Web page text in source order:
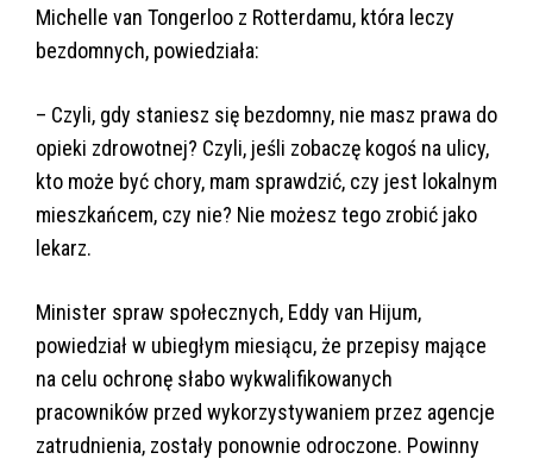
Michelle van Tongerloo z Rotterdamu, która leczy
bezdomnych, powiedziała:
– Czyli, gdy staniesz się bezdomny, nie masz prawa do
opieki zdrowotnej? Czyli, jeśli zobaczę kogoś na ulicy,
kto może być chory, mam sprawdzić, czy jest lokalnym
mieszkańcem, czy nie? Nie możesz tego zrobić jako
lekarz.
Minister spraw społecznych, Eddy van Hijum,
powiedział w ubiegłym miesiącu, że przepisy mające
na celu ochronę słabo wykwalifikowanych
pracowników przed wykorzystywaniem przez agencje
zatrudnienia, zostały ponownie odroczone. Powinny